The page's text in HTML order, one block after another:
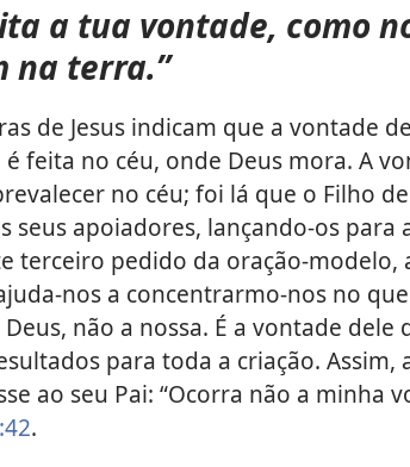
a tua vontade, como
na terra.”
de Jesus indicam que a vontade
feita no céu, onde Deus mora. A
no céu; foi lá que o Filho
seus apoiadores, lançando-os para
terceiro pedido da oração-modelo,
nos a concentrarmo-nos no
não a nossa. É a vontade dele
para toda a criação. Assim,
ao seu Pai: “Ocorra não a minha
.